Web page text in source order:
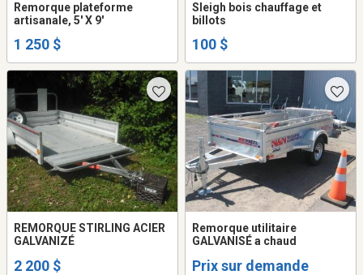
Remorque plateforme
artisanale, 5' X 9'
1 250 $
Sleigh bois chauffage et
billots
100 $
REMORQUE STIRLING ACIER
GALVANIZÉ
2 200 $
Remorque utilitaire
GALVANISÉ a chaud
Prix sur demande